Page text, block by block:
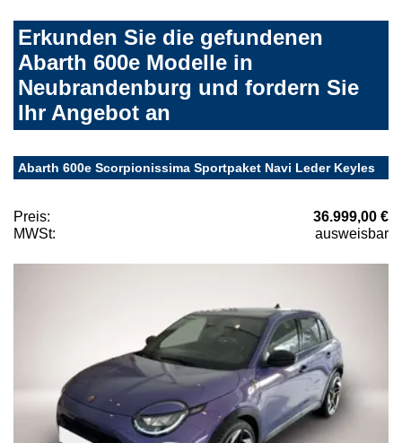
Erkunden Sie die gefundenen
Abarth 600e Modelle in
Neubrandenburg und fordern Sie
Ihr Angebot an
Abarth 600e Scorpionissima Sportpaket Navi Leder Keyles
Preis:
36.999,00 €
MWSt:
ausweisbar